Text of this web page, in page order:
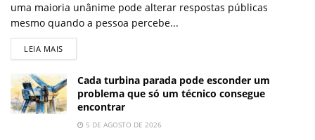
uma maioria unânime pode alterar respostas públicas
mesmo quando a pessoa percebe...
LEIA MAIS
Cada turbina parada pode esconder um
problema que só um técnico consegue
encontrar
5 DE AGOSTO DE 2026